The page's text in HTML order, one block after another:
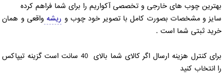
بهترین چوب های خارجی و تخصصی آکواریم را برای شما فراهم کرده
سایز و مشخصات بصورت کامل با تصویر خود چوب و ریشه واقعی و همان
خرید ثبتی شما است .
برای کنترل هزینه ارسال اگر کالای شما بالای 40 سانت است گزینه تیپاکس
را انتخاب کنید